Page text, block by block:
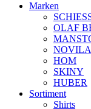
Marken
OLAF
NOVILA
HOM
SKINY
HUBER
Sortiment
Shirts